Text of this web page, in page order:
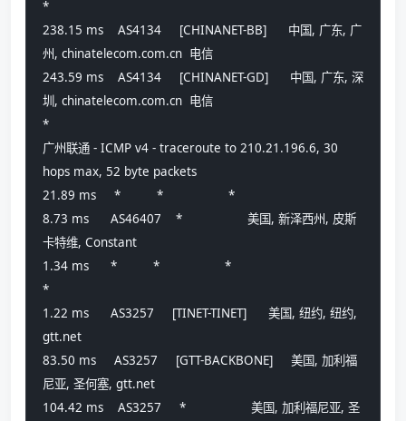
*
238.15 ms    AS4134     [CHINANET-BB]      中国, 广东, 广
州, chinatelecom.com.cn  电信
243.59 ms    AS4134     [CHINANET-GD]      中国, 广东, 深
圳, chinatelecom.com.cn  电信
*
广州联通 - ICMP v4 - traceroute to 210.21.196.6, 30
hops max, 52 byte packets
21.89 ms     *          *                  *
8.73 ms      AS46407    *                  美国, 新泽西州, 皮斯
卡特维, Constant
1.34 ms      *          *                  *
*
1.22 ms      AS3257     [TINET-TINET]      美国, 纽约, 纽约,
gtt.net
83.50 ms     AS3257     [GTT-BACKBONE]     美国, 加利福
尼亚, 圣何塞, gtt.net
104.42 ms    AS3257     *                  美国, 加利福尼亚, 圣